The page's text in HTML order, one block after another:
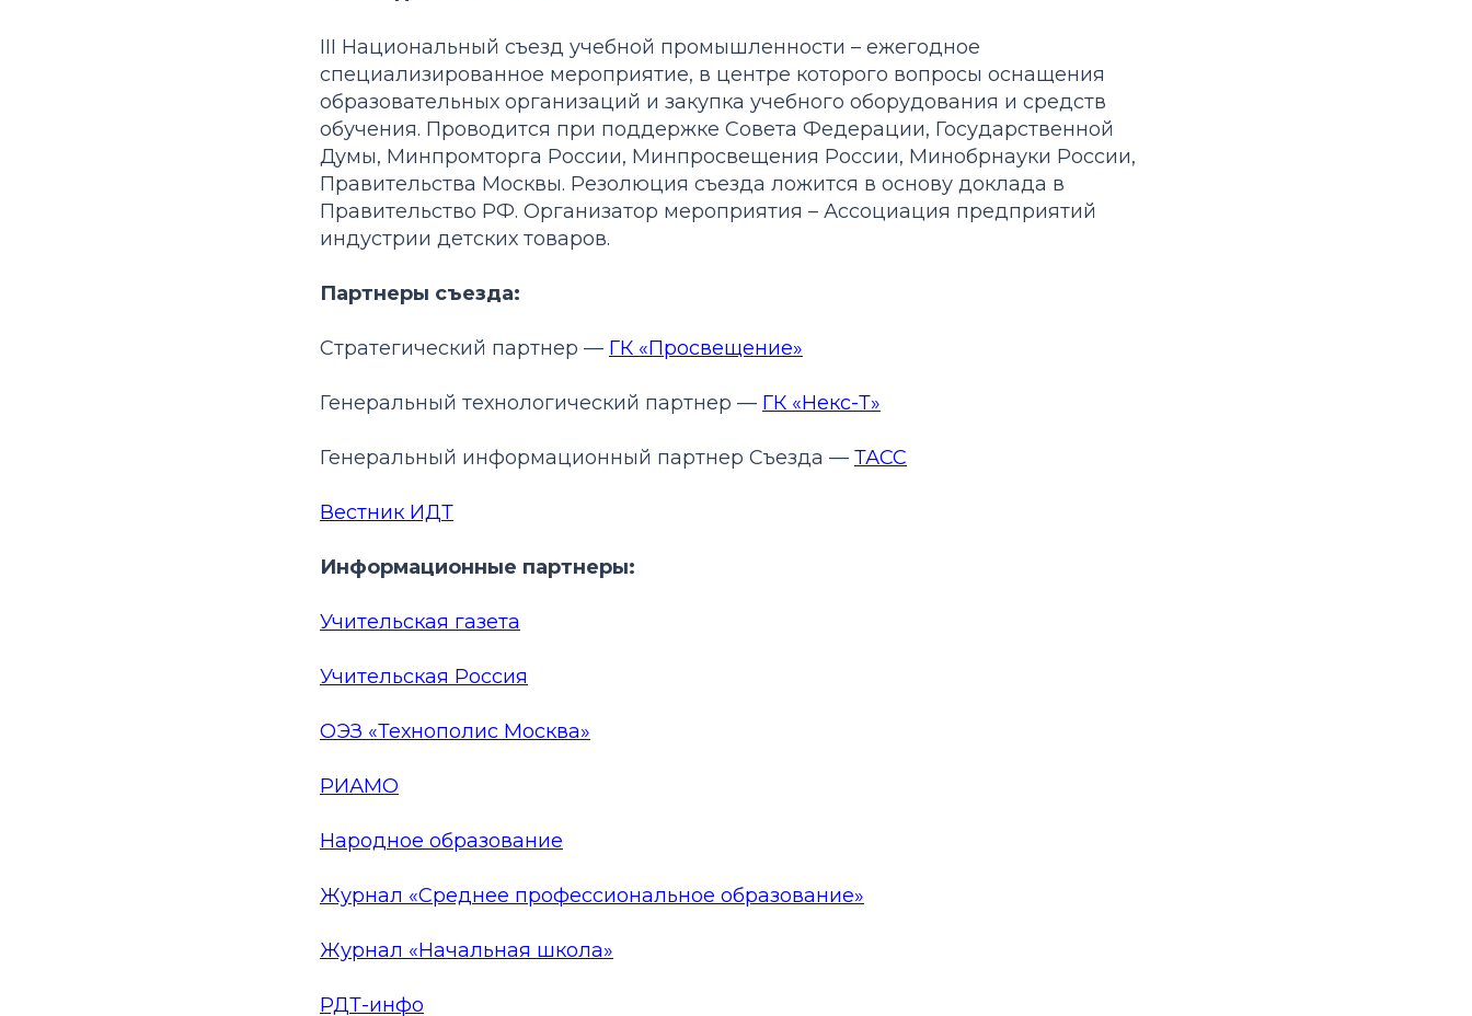
III Национальный съезд учебной промышленности – ежегодное
специализированное мероприятие, в центре которого вопросы оснащения
образовательных организаций и закупка учебного оборудования и средств
обучения. Проводится при поддержке Совета Федерации, Государственной
Думы, Минпромторга России, Минпросвещения России, Минобрнауки России,
Правительства Москвы. Резолюция съезда ложится в основу доклада в
Правительство РФ. Организатор мероприятия – Ассоциация предприятий
индустрии детских товаров.
Партнеры съезда:
Стратегический партнер — ГК «Просвещение»
Генеральный технологический партнер — ГК «Некс-Т»
Генеральный информационный партнер Съезда — ТАСС
Вестник ИДТ
Информационные партнеры:
Учительская газета
Учительская Россия
ОЭЗ «Технополис Москва»
РИАМО
Народное образование
Журнал «Среднее профессиональное образование»
Журнал «Начальная школа»
РДТ-инфо